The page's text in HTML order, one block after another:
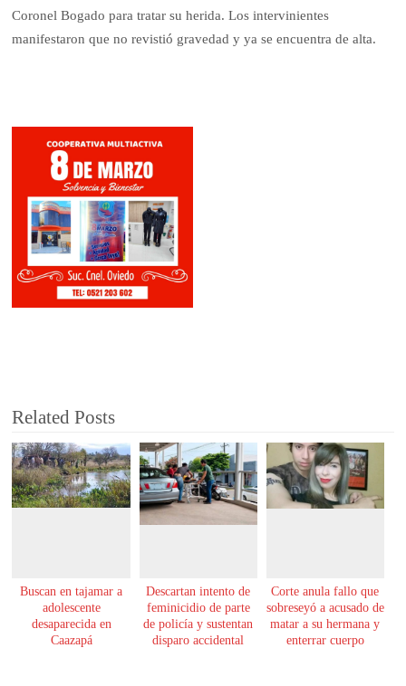
Coronel Bogado para tratar su herida. Los intervinientes
manifestaron que no revistió gravedad y ya se encuentra de alta.
Related Posts
Buscan en tajamar a
adolescente
desaparecida en
Caazapá
Descartan intento de
feminicidio de parte
de policía y sustentan
disparo accidental
Corte anula fallo que
sobreseyó a acusado de
matar a su hermana y
enterrar cuerpo